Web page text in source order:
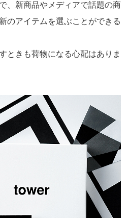
、新商品やメディアで話題の商
のアイテムを選ぶことができる
ときも荷物になる心配はありま